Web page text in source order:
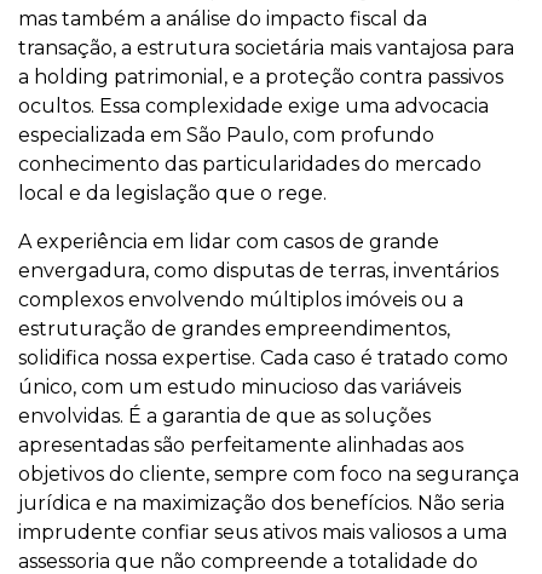
mas também a análise do impacto fiscal da
transação, a estrutura societária mais vantajosa para
a holding patrimonial, e a proteção contra passivos
ocultos. Essa complexidade exige uma advocacia
especializada em São Paulo, com profundo
conhecimento das particularidades do mercado
local e da legislação que o rege.
A experiência em lidar com casos de grande
envergadura, como disputas de terras, inventários
complexos envolvendo múltiplos imóveis ou a
estruturação de grandes empreendimentos,
solidifica nossa expertise. Cada caso é tratado como
único, com um estudo minucioso das variáveis
envolvidas. É a garantia de que as soluções
apresentadas são perfeitamente alinhadas aos
objetivos do cliente, sempre com foco na segurança
jurídica e na maximização dos benefícios. Não seria
imprudente confiar seus ativos mais valiosos a uma
assessoria que não compreende a totalidade do